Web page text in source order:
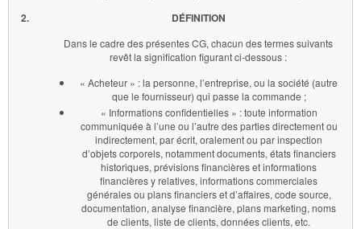
2. DÉFINITION
Dans le cadre des présentes CG, chacun des termes suivants
revêt la signification figurant ci-dessous :
« Acheteur » : la personne, l’entreprise, ou la société (autre
que le fournisseur) qui passe la commande ;
« Informations confidentielles » : toute information
communiquée à l’une ou l’autre des parties directement ou
indirectement, par écrit, oralement ou par inspection
d’objets corporels, notamment documents, états financiers
historiques, prévisions financières et informations
financières y relatives, informations commerciales
générales ou plans financiers et d’affaires, code source,
documentation, analyse financière, plans marketing, noms
de clients, liste de clients, données clients, etc.